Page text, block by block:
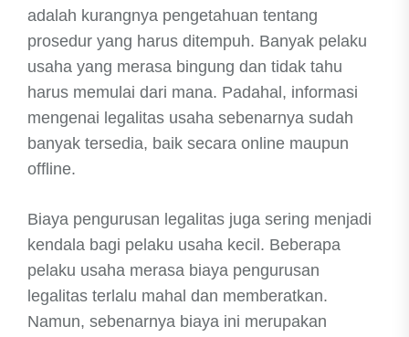
adalah kurangnya pengetahuan tentang
prosedur yang harus ditempuh. Banyak pelaku
usaha yang merasa bingung dan tidak tahu
harus memulai dari mana. Padahal, informasi
mengenai legalitas usaha sebenarnya sudah
banyak tersedia, baik secara online maupun
offline.
Biaya pengurusan legalitas juga sering menjadi
kendala bagi pelaku usaha kecil. Beberapa
pelaku usaha merasa biaya pengurusan
legalitas terlalu mahal dan memberatkan.
Namun, sebenarnya biaya ini merupakan